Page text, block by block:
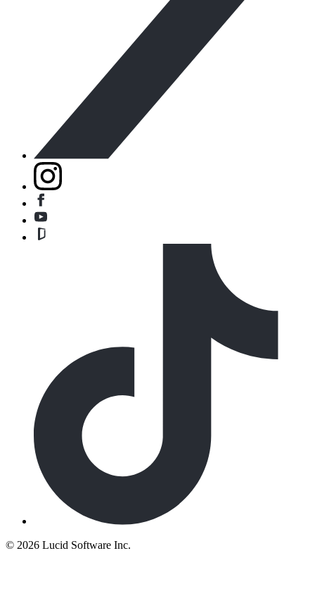
© 2026 Lucid Software Inc.